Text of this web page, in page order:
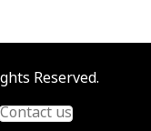
Reserved.
Contact us